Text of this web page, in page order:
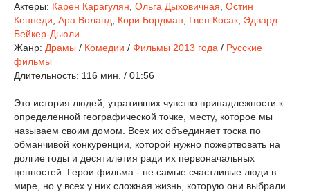
Актеры: Карен Карагулян Ольга Дыховичная Остин
Кеннеди Ара Воланд Кори Бордман Гвен Косак Эдвард
Бейкер-Дьюли
Жанр: Драмы / Комедии / Фильмы 2013 года / Русские
фильмы
Длительность: 116 мин. / 01:56
Это история людей, утративших чувство принадлежности к
определенной географической точке, месту, которое мы
называем своим домом. Всех их объединяет тоска по
обманчивой конкуренции, которой нужно пожертвовать на
долгие годы и десятилетия ради их первоначальных
ценностей. Герои фильма - не самые счастливые люди в
мире, но у всех у них сложная жизнь, которую они выбрали